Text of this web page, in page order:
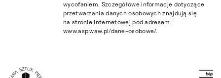
wycofaniem. Szczegółowe informacje dotyczące
przetwarzania danych osobowych znajdują się
na stronie internetowej pod adresem:
www.asp.waw.pl/dane-osobowe/.